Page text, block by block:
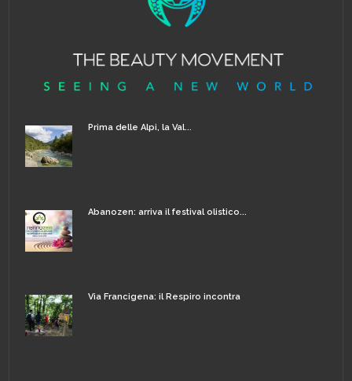
Prima delle Alpi, la Val...
Abanozen: arriva il festival olistico...
Via Francigena: il Respiro incontra